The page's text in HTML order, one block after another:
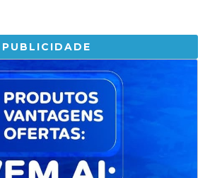
PUBLICIDADE